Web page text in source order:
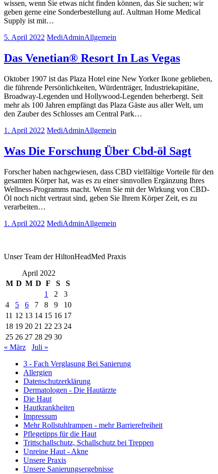
wissen, wenn Sie etwas nicht finden können, das Sie suchen; wir
geben gerne eine Sonderbestellung auf. Aultman Home Medical
Supply ist mit…
5. April 2022 MediAdminAllgemein
Das Venetian® Resort In Las Vegas
Oktober 1907 ist das Plaza Hotel eine New Yorker Ikone geblieben,
die führende Persönlichkeiten, Würdenträger, Industriekapitäne,
Broadway-Legenden und Hollywood-Legenden beherbergt. Seit
mehr als 100 Jahren empfängt das Plaza Gäste aus aller Welt, um
den Zauber des Schlosses am Central Park…
1. April 2022 MediAdminAllgemein
Was Die Forschung Über Cbd-öl Sagt
Forscher haben nachgewiesen, dass CBD vielfältige Vorteile für den
gesamten Körper hat, was es zu einer sinnvollen Ergänzung Ihres
Wellness-Programms macht. Wenn Sie mit der Wirkung von CBD-
Öl noch nicht vertraut sind, geben Sie Ihrem Körper Zeit, es zu
verarbeiten…
1. April 2022 MediAdminAllgemein
Unser Team der HiltonHeadMed Praxis
April 2022
M D M D F S
S
1
2
3
4
5 6 7 8 9
10
11 12 13 14 15 16 17
18 19 20 21 22 23 24
25 26 27 28 29 30
« März
Juli »
3 - Fach Verglasung Bei Sanierung
Allergien
Datenschutzerklärung
Dermatologen - Die Hautärzte
Die Haut
Hautkrankheiten
Impressum
Mehr Rollstuhlrampen - mehr Barrierefreiheit
Pflegetipps für die Haut
Trittschallschutz, Schallschutz bei Treppen
Unreine Haut - Akne
Unsere Praxis
Unsere Sanierungsergebnisse